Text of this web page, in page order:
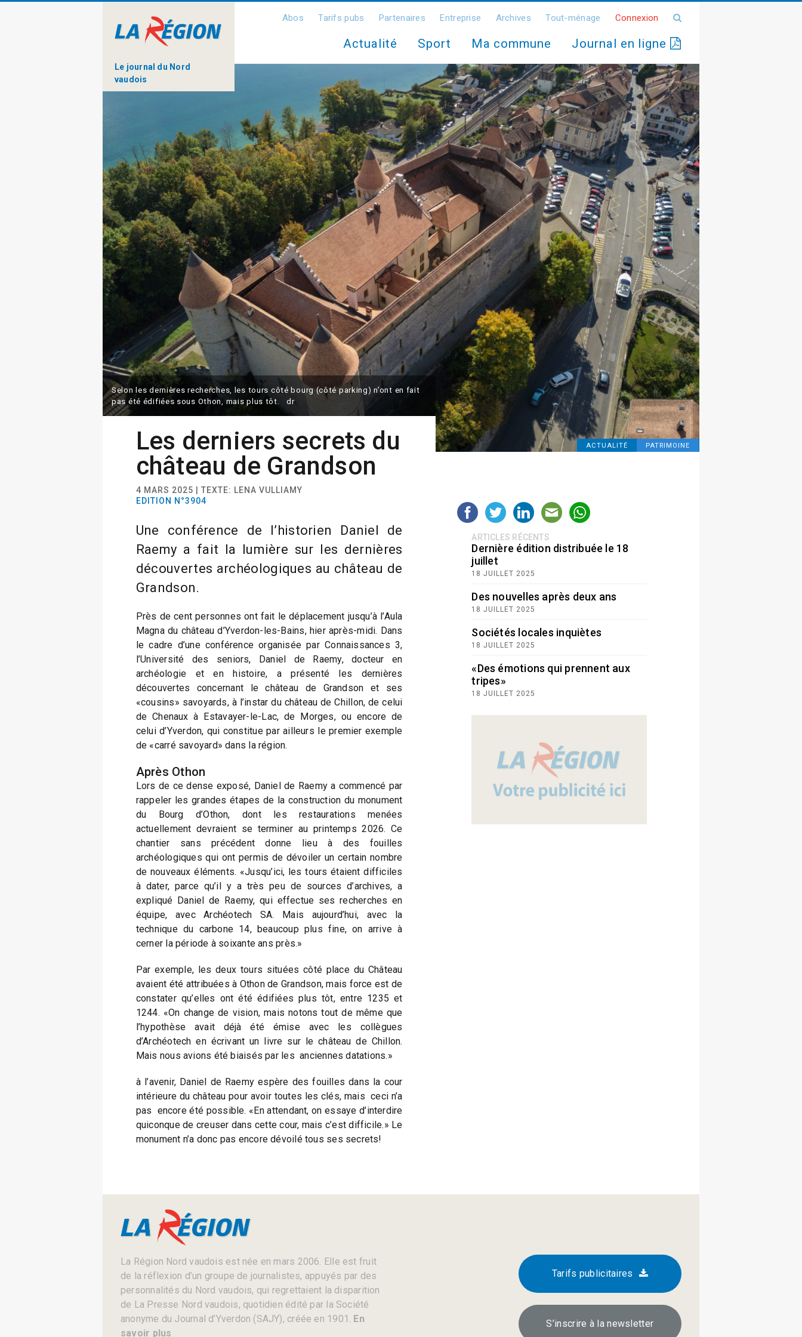
Le journal du Nord
vaudois
Abos Tarifs pubs Partenaires Entreprise Archives Tout-ménage Connexion
Actualité Sport Ma commune Journal en ligne
ACTUALITÉ PATRIMOINE
Selon les dernières recherches, les tours côté bourg (côté parking) n’ont en fait
pas été édifiées sous Othon, mais plus tôt. dr
Les derniers secrets du
château de Grandson
4 MARS 2025 | TEXTE: LENA VULLIAMY
EDITION N°3904
Une conférence de l’historien Daniel de
Raemy a fait la lumière sur les dernières
découvertes archéologiques au château de
Grandson.
Près de cent personnes ont fait le déplacement jusqu’à l’Aula
Magna du château d’Yverdon-les-Bains, hier après-midi. Dans
le cadre d’une conférence organisée par Connaissances 3,
l’Université des seniors, Daniel de Raemy, docteur en
archéologie et en histoire, a présenté les dernières
découvertes concernant le château de Grandson et ses
«cousins» savoyards, à l’instar du château de Chillon, de celui
de Chenaux à Estavayer-le-Lac, de Morges, ou encore de
celui d’Yverdon, qui constitue par ailleurs le premier exemple
de «carré savoyard» dans la région.
Après Othon
Lors de ce dense exposé, Daniel de Raemy a commencé par
rappeler les grandes étapes de la construction du monument
du Bourg d’Othon, dont les restaurations menées
actuellement devraient se terminer au printemps 2026. Ce
chantier sans précédent donne lieu à des fouilles
archéologiques qui ont permis de dévoiler un certain nombre
de nouveaux éléments. «Jusqu’ici, les tours étaient difficiles
à dater, parce qu’il y a très peu de sources d’archives, a
expliqué Daniel de Raemy, qui effectue ses recherches en
équipe, avec Archéotech SA. Mais aujourd’hui, avec la
technique du carbone 14, beaucoup plus fine, on arrive à
cerner la période à soixante ans près.»
Par exemple, les deux tours situées côté place du Château
avaient été attribuées à Othon de Grandson, mais force est de
constater qu’elles ont été édifiées plus tôt, entre 1235 et
1244. «On change de vision, mais notons tout de même que
l’hypothèse avait déjà été émise avec les collègues
d’Archéotech en écrivant un livre sur le château de Chillon.
Mais nous avions été biaisés par les anciennes datations.»
à l’avenir, Daniel de Raemy espère des fouilles dans la cour
intérieure du château pour avoir toutes les clés, mais ceci n’a
pas encore été possible. «En attendant, on essaye d’interdire
quiconque de creuser dans cette cour, mais c’est difficile.» Le
monument n’a donc pas encore dévoilé tous ses secrets!
ARTICLES RÉCENTS
Dernière édition distribuée le 18
juillet
18 JUILLET 2025
Des nouvelles après deux ans
18 JUILLET 2025
Sociétés locales inquiètes
18 JUILLET 2025
«Des émotions qui prennent aux
tripes»
18 JUILLET 2025
La Région Nord vaudois est née en mars 2006. Elle est fruit
de la réflexion d’un groupe de journalistes, appuyés par des
personnalités du Nord vaudois, qui regrettaient la disparition
de La Presse Nord vaudois, quotidien édité par la Société
anonyme du Journal d’Yverdon (SAJY), créée en 1901. En
savoir plus
Tarifs publicitaires
S’inscrire à la newsletter